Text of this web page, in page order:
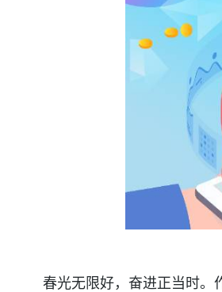
春光无限好，奋进正当时。